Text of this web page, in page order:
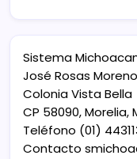
Sistema
José Rosas
Colonia Vista Bella
CP 58090, Morelia,
Teléfono (01)
Contacto